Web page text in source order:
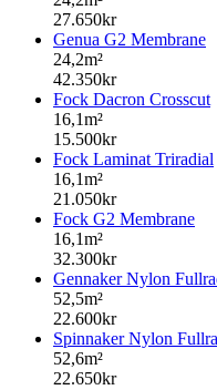
27.650kr
Genua G2 Membrane
24,2m²
42.350kr
Fock Dacron Crosscut
16,1m²
15.500kr
Fock Laminat Triradial
16,1m²
21.050kr
Fock G2 Membrane
16,1m²
32.300kr
Gennaker Nylon
52,5m²
22.600kr
Spinnaker Nylon
52,6m²
22.650kr